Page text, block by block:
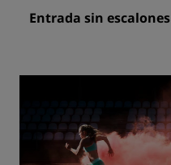
Entrada sin escalones